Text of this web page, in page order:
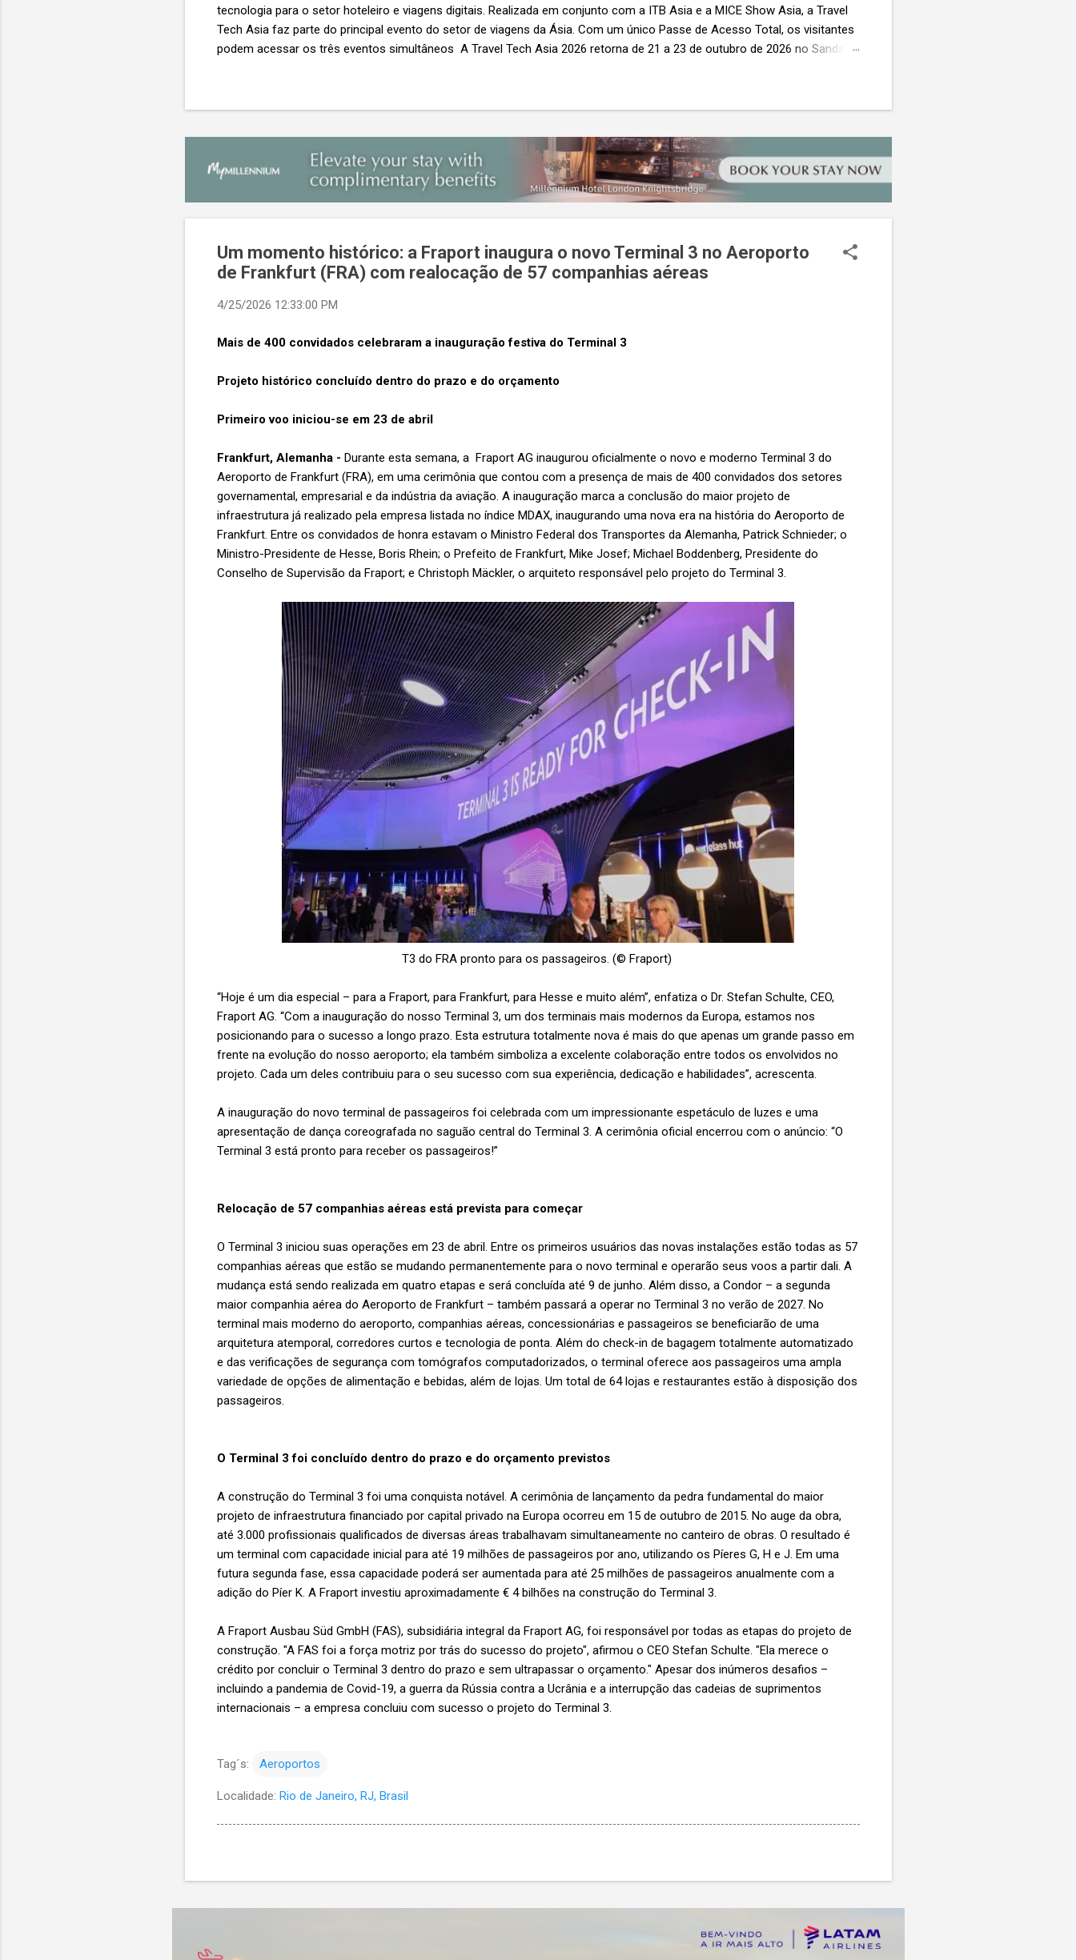
tecnologia para o setor hoteleiro e viagens digitais. Realizada em conjunto com a ITB Asia e a MICE Show Asia, a Travel
Tech Asia faz parte do principal evento do setor de viagens da Ásia. Com um único Passe de Acesso Total, os visitantes
podem acessar os três eventos simultâneos A Travel Tech Asia 2026 retorna de 21 a 23 de outubro de 2026 no Sands
de importantes nomes do setor e debates sobre as principais tendências que impulsionam a próxima geração da
Um momento histórico: a Fraport inaugura o novo Terminal 3 no Aeroporto
de Frankfurt (FRA) com realocação de 57 companhias aéreas
4/25/2026 12:33:00 PM
Mais de 400 convidados celebraram a inauguração festiva do Terminal 3
Projeto histórico concluído dentro do prazo e do orçamento
Primeiro voo iniciou-se em 23 de abril
Frankfurt, Alemanha - Durante esta semana, a Fraport AG inaugurou oficialmente o novo e moderno Terminal 3 do
Aeroporto de Frankfurt (FRA), em uma cerimônia que contou com a presença de mais de 400 convidados dos setores
governamental, empresarial e da indústria da aviação. A inauguração marca a conclusão do maior projeto de
infraestrutura já realizado pela empresa listada no índice MDAX, inaugurando uma nova era na história do Aeroporto de
Frankfurt. Entre os convidados de honra estavam o Ministro Federal dos Transportes da Alemanha, Patrick Schnieder; o
Ministro-Presidente de Hesse, Boris Rhein; o Prefeito de Frankfurt, Mike Josef; Michael Boddenberg, Presidente do
Conselho de Supervisão da Fraport; e Christoph Mäckler, o arquiteto responsável pelo projeto do Terminal 3.
T3 do FRA pronto para os passageiros. (© Fraport)
“Hoje é um dia especial – para a Fraport, para Frankfurt, para Hesse e muito além”, enfatiza o Dr. Stefan Schulte, CEO,
Fraport AG. “Com a inauguração do nosso Terminal 3, um dos terminais mais modernos da Europa, estamos nos
posicionando para o sucesso a longo prazo. Esta estrutura totalmente nova é mais do que apenas um grande passo em
frente na evolução do nosso aeroporto; ela também simboliza a excelente colaboração entre todos os envolvidos no
projeto. Cada um deles contribuiu para o seu sucesso com sua experiência, dedicação e habilidades”, acrescenta.
A inauguração do novo terminal de passageiros foi celebrada com um impressionante espetáculo de luzes e uma
apresentação de dança coreografada no saguão central do Terminal 3. A cerimônia oficial encerrou com o anúncio: “O
Terminal 3 está pronto para receber os passageiros!”
Relocação de 57 companhias aéreas está prevista para começar
O Terminal 3 iniciou suas operações em 23 de abril. Entre os primeiros usuários das novas instalações estão todas as 57
companhias aéreas que estão se mudando permanentemente para o novo terminal e operarão seus voos a partir dali. A
mudança está sendo realizada em quatro etapas e será concluída até 9 de junho. Além disso, a Condor – a segunda
maior companhia aérea do Aeroporto de Frankfurt – também passará a operar no Terminal 3 no verão de 2027. No
terminal mais moderno do aeroporto, companhias aéreas, concessionárias e passageiros se beneficiarão de uma
arquitetura atemporal, corredores curtos e tecnologia de ponta. Além do check-in de bagagem totalmente automatizado
e das verificações de segurança com tomógrafos computadorizados, o terminal oferece aos passageiros uma ampla
variedade de opções de alimentação e bebidas, além de lojas. Um total de 64 lojas e restaurantes estão à disposição dos
passageiros.
O Terminal 3 foi concluído dentro do prazo e do orçamento previstos
A construção do Terminal 3 foi uma conquista notável. A cerimônia de lançamento da pedra fundamental do maior
projeto de infraestrutura financiado por capital privado na Europa ocorreu em 15 de outubro de 2015. No auge da obra,
até 3.000 profissionais qualificados de diversas áreas trabalhavam simultaneamente no canteiro de obras. O resultado é
um terminal com capacidade inicial para até 19 milhões de passageiros por ano, utilizando os Píeres G, H e J. Em uma
futura segunda fase, essa capacidade poderá ser aumentada para até 25 milhões de passageiros anualmente com a
adição do Píer K. A Fraport investiu aproximadamente € 4 bilhões na construção do Terminal 3.
A Fraport Ausbau Süd GmbH (FAS), subsidiária integral da Fraport AG, foi responsável por todas as etapas do projeto de
construção. "A FAS foi a força motriz por trás do sucesso do projeto", afirmou o CEO Stefan Schulte. "Ela merece o
crédito por concluir o Terminal 3 dentro do prazo e sem ultrapassar o orçamento." Apesar dos inúmeros desafios –
incluindo a pandemia de Covid-19, a guerra da Rússia contra a Ucrânia e a interrupção das cadeias de suprimentos
internacionais – a empresa concluiu com sucesso o projeto do Terminal 3.
Tag´s: Aeroportos
Localidade: Rio de Janeiro, RJ, Brasil